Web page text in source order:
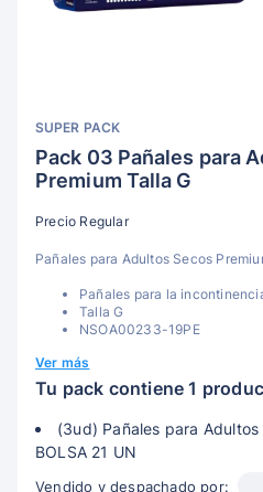
SUPER PACK
Pack 03 Pañales para
Premium Talla G
Precio Regular
Pañales para Adultos Secos
Pañales para la
Talla G
NSOA00233-19PE
Ver más
Tu pack contiene 1
(3ud) Pañales para
BOLSA 21 UN
Vendido y despachado por: